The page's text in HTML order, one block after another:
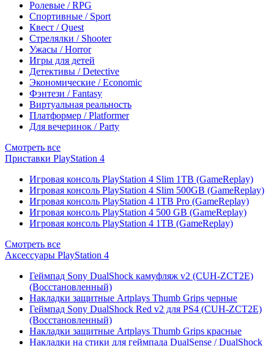
Ролевые / RPG
Спортивные / Sport
Квест / Quest
Стрелялки / Shooter
Ужасы / Horror
Игры для детей
Детективы / Detective
Экономические / Economic
Фэнтези / Fantasy
Виртуальная реальность
Платформер / Platformer
Для вечеринок / Party
Смотреть все
Приставки PlayStation 4
Игровая консоль PlayStation 4 Slim 1TB (GameReplay)
Игровая консоль PlayStation 4 Slim 500GB (GameReplay)
Игровая консоль PlayStation 4 1TB Pro (GameReplay)
Игровая консоль PlayStation 4 500 GB (GameReplay)
Игровая консоль PlayStation 4 1TB (GameReplay)
Смотреть все
Аксессуары PlayStation 4
Геймпад Sony DualShock камуфляж v2 (CUH-ZCT2E)
(Восстановленный)
Накладки защитные Artplays Thumb Grips черные
Геймпад Sony DualShock Red v2 для PS4 (CUH-ZCT2E)
(Восстановленный)
Накладки защитные Artplays Thumb Grips красные
Накладки на стики для геймпада DualSense / DualShock